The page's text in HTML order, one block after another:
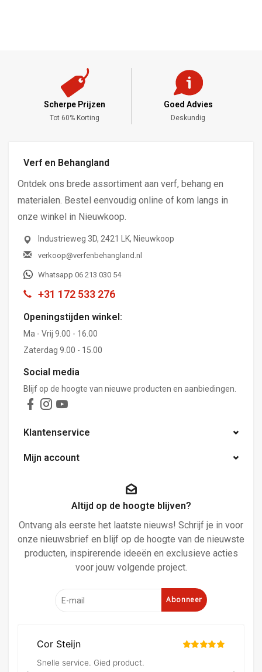
Scherpe Prijzen
Tot 60% Korting
Goed Advies
Deskundig
Verf en Behangland
Ontdek ons brede assortiment aan verf, behang en
materialen. Bestel eenvoudig online of kom langs in
onze winkel in Nieuwkoop.
Industrieweg 3D, 2421 LK, Nieuwkoop
verkoop@verfenbehangland.nl
Whatsapp 06 213 030 54
+31 172 533 276
Openingstijden winkel:
Ma - Vrij 9.00 - 16.00
Zaterdag 9.00 - 15.00
Social media
Blijf op de hoogte van nieuwe producten en aanbiedingen.
Klantenservice
Mijn account
Altijd op de hoogte blijven?
Ontvang als eerste het laatste nieuws! Schrijf je in voor
onze nieuwsbrief en blijf op de hoogte van de nieuwste
producten, inspirerende ideeën en exclusieve acties
voor jouw volgende project.
Abonneer